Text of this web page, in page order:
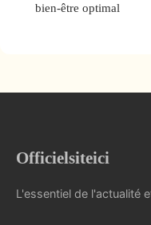
bien-être optimal
Officielsiteici
L'essentiel de l'actualité